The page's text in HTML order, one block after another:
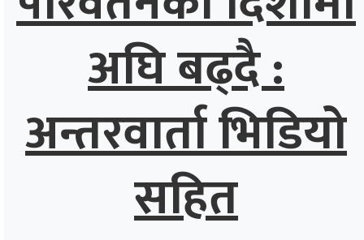
अघि बढ्दै :
अन्तरवार्ता भिडियो
सहित